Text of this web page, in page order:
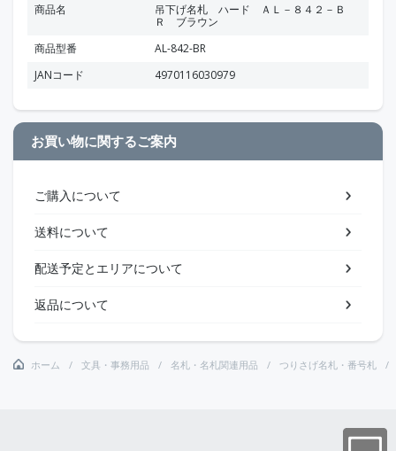
商品名
吊下げ名札 ハード ＡＬ－８４２－Ｂ
Ｒ ブラウン
商品型番
AL-842-BR
JANコード
4970116030979
お買い物に関するご案内
ご購入について
送料について
配送予定とエリアについて
返品について
ホーム 文具・事務用品 名札・名札関連用品 つりさげ名札・番号札